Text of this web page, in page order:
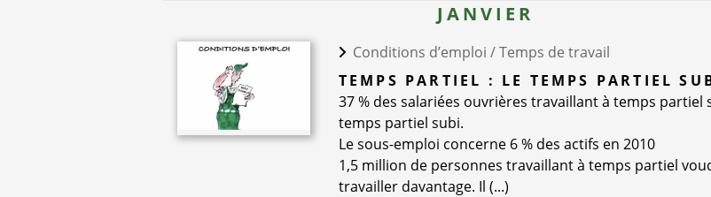
JANVIER
Conditions d’emploi /Temps de travail
TEMPS PARTIEL : LE TEMPS PARTIEL
37 % des salariées ouvrières travaillant à temps partiel
temps partiel subi.
Le sous-emploi concerne 6 % des actifs en 2010
1,5 million de personnes travaillant à temps partiel
travailler davantage. Il (...)